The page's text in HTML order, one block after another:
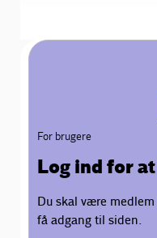
For brugere
Log ind for
Du skal være
få adgang til siden.